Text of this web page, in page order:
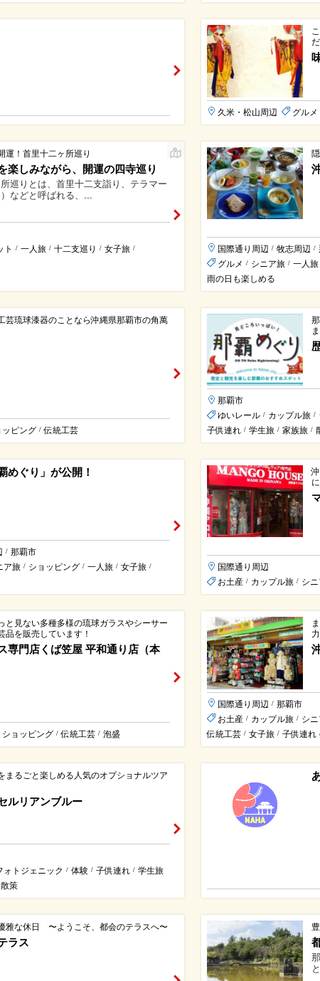
久米・松山周辺 グルメ
運！首里十二ヶ所巡り
楽しみながら、開運の四寺巡り
巡りとは、首里十二支詣り、テラマー
などと呼ばれる、...
ト / 一人旅 / 十二支巡り / 女子旅 / 国際通り周辺 / 牧志周辺 /
グルメ / シニア旅 / 一人旅
雨の日も楽しめる
芸琉球漆器のことなら沖縄県那覇市の角萬
ッピング / 伝統工芸
那覇市
ゆいレール / カップル旅 /
子供連れ / 学生旅 / 家族旅 /
めぐり」が公開！
/ 那覇市
ア旅 / ショッピング / 一人旅 / 女子旅 /
国際通り周辺
お土産 / カップル旅 / シ
と見ない多種多様の琉球ガラスやシーサー
品を販売しています！
専門店くば笠屋 平和通り店（本
ショッピング / 伝統工芸 / 泡盛
国際通り周辺 / 那覇市
お土産 / カップル旅 / シ
伝統工芸 / 女子旅 / 子供連れ
まるごと楽しめる人気のオプショナルツア
ルリアンブルー
ォトジェニック / 体験 / 子供連れ / 学生旅
策
雅な休日 〜ようこそ、都会のテラスへ〜
ラス